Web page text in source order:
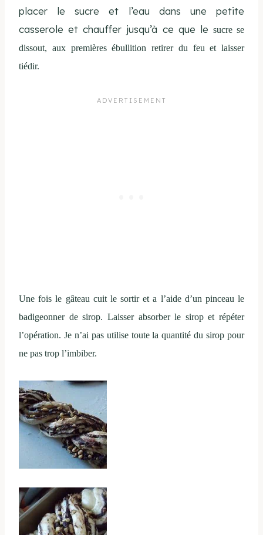
placer le sucre et l’eau dans une petite
casserole et chauffer jusqu’à ce que le sucre se
dissout, aux premières ébullition retirer du feu et laisser
tiédir.
Une fois le gâteau cuit le sortir et a l’aide d’un pinceau le
badigeonner de sirop. Laisser absorber le sirop et répéter
l’opération. Je n’ai pas utilise toute la quantité du sirop pour
ne pas trop l’imbiber.